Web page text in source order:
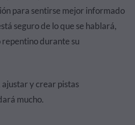
para sentirse mejor informado
seguro de lo que se hablará,
repentino durante su
ajustar y crear pistas
mucho.